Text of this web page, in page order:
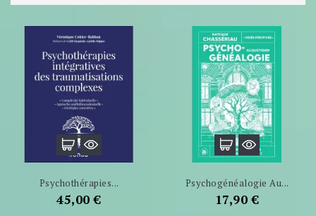
Psychothérapies...
Prix
45,00 €
Psychogénéalogie Au...
Prix
17,90 €